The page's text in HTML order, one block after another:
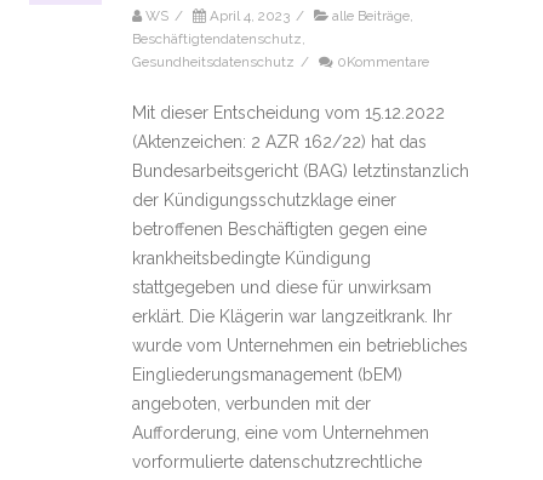
WS / April 4, 2023 / alle Beiträge,
Beschäftigtendatenschutz,
Gesundheitsdatenschutz / 0Kommentare
Mit dieser Entscheidung vom 15.12.2022
(Aktenzeichen: 2 AZR 162/22) hat das
Bundesarbeitsgericht (BAG) letztinstanzlich
der Kündigungsschutzklage einer
betroffenen Beschäftigten gegen eine
krankheitsbedingte Kündigung
stattgegeben und diese für unwirksam
erklärt. Die Klägerin war langzeitkrank. Ihr
wurde vom Unternehmen ein betriebliches
Eingliederungsmanagement (bEM)
angeboten, verbunden mit der
Aufforderung, eine vom Unternehmen
vorformulierte datenschutzrechtliche